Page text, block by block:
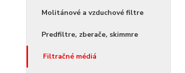
Molitánové a vzduchové filtre
Predfiltre, zberače, skimmre
Filtračné médiá